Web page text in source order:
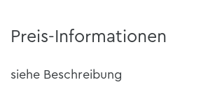
Preis-Informationen
siehe Beschreibung